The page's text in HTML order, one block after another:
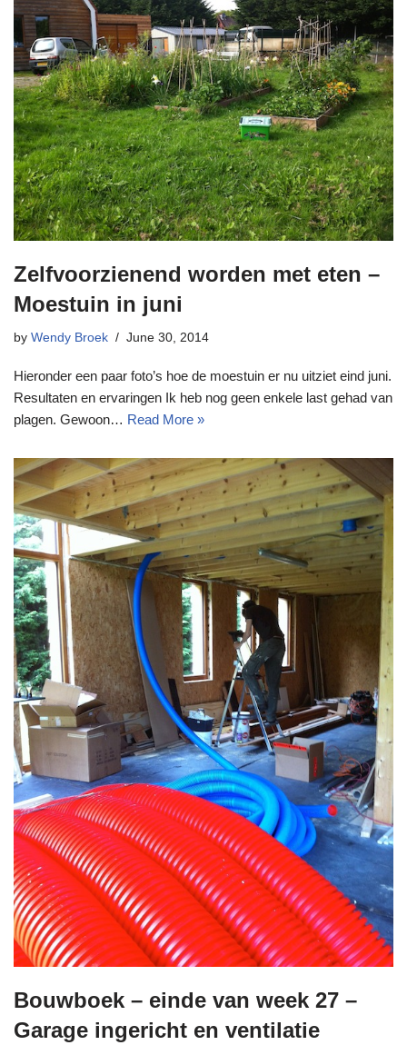
Zelfvoorzienend worden met eten –
Moestuin in juni
by Wendy Broek June 30, 2014
Hieronder een paar foto’s hoe de moestuin er nu uitziet eind juni.
Resultaten en ervaringen Ik heb nog geen enkele last gehad van
plagen. Gewoon… Read More »
Bouwboek – einde van week 27 –
Garage ingericht en ventilatie